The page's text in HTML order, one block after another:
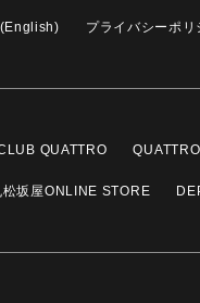
プライバシーポリ
QUATTRO
松坂屋ONLINE STORE